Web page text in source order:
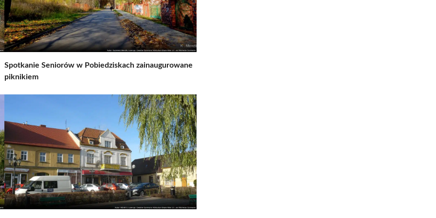
Spotkanie Seniorów w Pobiedziskach zainaugurowane
piknikiem